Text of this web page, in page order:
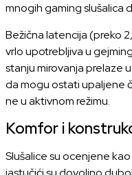
mnogih gaming slušalica
Bežična latencija (preko
vrlo upotrebljiva u
stanju mirovanja prelaze
da mogu ostati upaljene
ne u aktivnom režimu.
Komfor i
Slušalice su ocenjene